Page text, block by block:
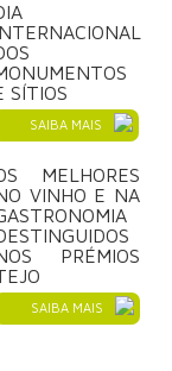
SÍTIOS
SAIBA MAIS
MELHORES
VINHO E NA
PRÉMIOS
SAIBA MAIS